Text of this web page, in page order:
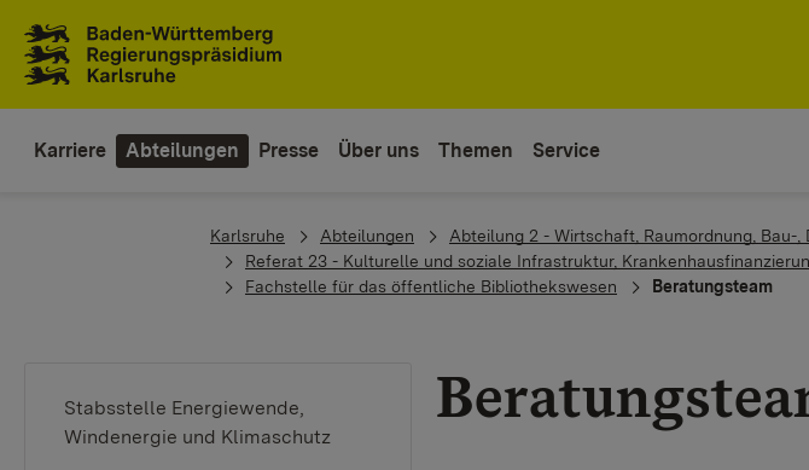
Karriere Abteilungen Presse Über uns Themen Service
You are here:
Karlsruhe Abteilungen
Abteilung 2 - Wirtschaft, Raumordnung, Bau-
Referat 23 - Kulturelle und soziale Infrastruktur,
Fachstelle für das öffentliche Bibliothekswesen
Beratungsteam
Stabsstelle Energiewende,
Windenergie und Klimaschutz